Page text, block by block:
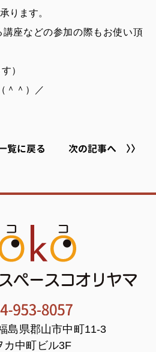
ります。
講座などの参加の際もお使い頂
）
＾＾）／
覧に戻る 次の記事へ
島県郡山市中町11-3
カ中町ビル3F